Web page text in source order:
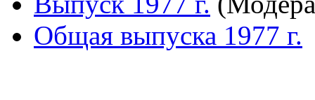
Общая выпуска 1977 г.